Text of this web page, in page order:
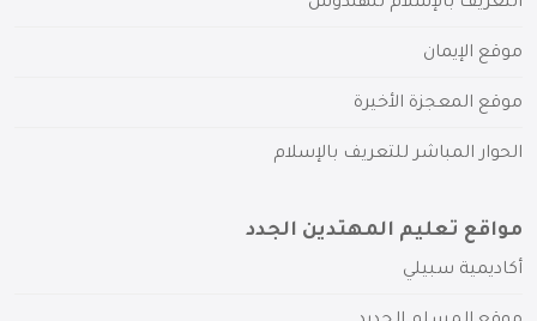
موقع الإيمان
موقع المعجزة الأخيرة
الحوار المباشر للتعريف بالإسلام
مواقع تعليم المهتدين الجدد
أكاديمية سبيلي